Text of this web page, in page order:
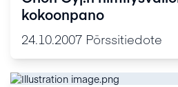
kokoonpano
24.10.2007 Pörssitiedote